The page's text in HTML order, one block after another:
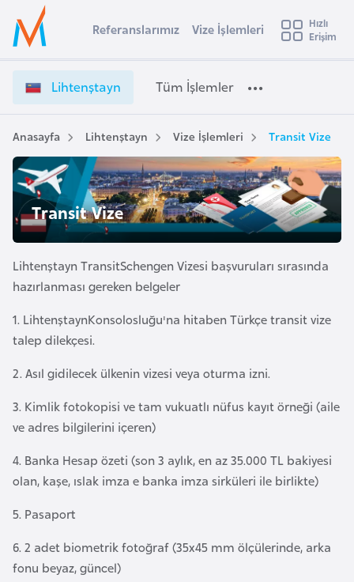
Ülke Seçimi
Başvuru yapmak istediğiniz ülkeyi seçin
Üye
Girişi
i
t
e
n
ş
t
a
y
n
V
i
z
İ
ş
e
m
l
e
r
i
e
i
i
Referanslarımız Vize İşlemleri
Hızlı
Erişim
Lihtenştayn Tüm İşlemler
Anasayfa Lihtenştayn Vize İşlemleri Transit Vize
Transit Vize
Lihtenştayn TransitSchengen Vizesi başvuruları sırasında
hazırlanması gereken belgeler
1. LihtenştaynKonsolosluğu'na hitaben Türkçe transit vize
talep dilekçesi.
2. Asıl gidilecek ülkenin vizesi veya oturma izni.
3. Kimlik fotokopisi ve tam vukuatlı nüfus kayıt örneği (aile
ve adres bilgilerini içeren)
4. Banka Hesap özeti (son 3 aylık, en az 35.000 TL bakiyesi
olan, kaşe, ıslak imza e banka imza sirküleri ile birlikte)
5. Pasaport
6. 2 adet biometrik fotoğraf (35x45 mm ölçülerinde, arka
fonu beyaz, güncel)
s
t
r
a
A
v
u
s
r
y
A
z
r
b
a
c
a